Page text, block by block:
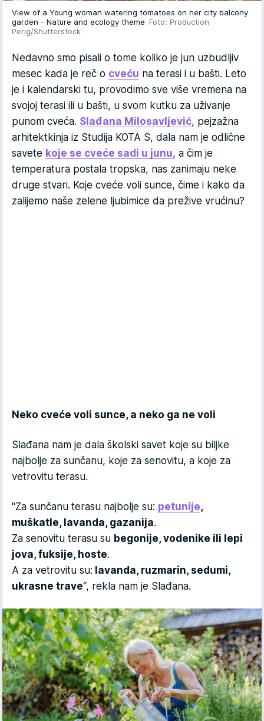
View of a Young woman watering tomatoes on her city balcony
garden - Nature and ecology theme Foto: Production
Perig/Shutterstock
Nedavno smo pisali o tome koliko je jun uzbudljiv
mesec kada je reč o cveću na terasi i u bašti. Leto
je i kalendarski tu, provodimo sve više vremena na
svojoj terasi ili u bašti, u svom kutku za uživanje
punom cveća. Slađana Milosavljević, pejzažna
arhitektkinja iz Studija KOTA S, dala nam je odlične
savete koje se cveće sadi u junu, a čim je
temperatura postala tropska, nas zanimaju neke
druge stvari. Koje cveće voli sunce, čime i kako da
zalijemo naše zelene ljubimice da prežive vrućinu?
Neko cveće voli sunce, a neko ga ne voli
Slađana nam je dala školski savet koje su biljke
najbolje za sunčanu, koje za senovitu, a koje za
vetrovitu terasu.
"Za sunčanu terasu najbolje su: petunije,
muškatle, lavanda, gazanija.
Za senovitu terasu su begonije, vodenike ili lepi
jova, fuksije, hoste.
A za vetrovitu su: lavanda, ruzmarin, sedumi,
ukrasne trave“, rekla nam je Slađana.